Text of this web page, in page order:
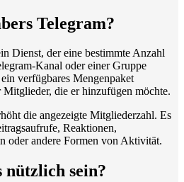
Telegram?
Dienst, der eine bestimmte Anzahl
Kanal oder einer Gruppe
verfügbares Mengenpaket
die er hinzufügen möchte.
die angezeigte Mitgliederzahl. Es
Reaktionen,
oder andere Formen von Aktivität.
nützlich sein?